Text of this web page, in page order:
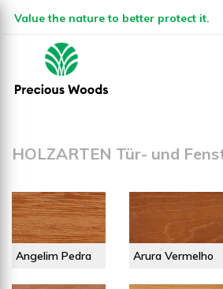
Value the nature to better protect it.
HOLZARTEN Tür- und
Angelim Pedra Arura Vermelho